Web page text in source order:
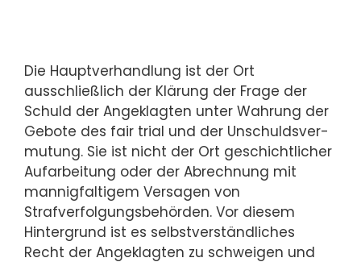
Die Hauptverhandlung ist der Ort
ausschließlich der Klärung der Frage der
Schuld der Angeklagten unter Wahrung der
Gebote des fair trial und der Un­schulds­ver­
mu­tung. Sie ist nicht der Ort geschichtlicher
Aufarbeitung oder der Abrechnung mit
man­nig­fal­ti­gem Versagen von
Strafverfolgungsbehörden. Vor diesem
Hintergrund ist es selbstverständliches
Recht der Angeklagten zu schweigen und